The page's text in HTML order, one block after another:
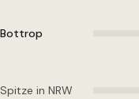
Bottrop
Spitze in NRW